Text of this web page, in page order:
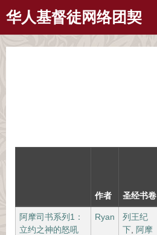
华人基督徒网络团契
作者 圣经书卷
阿摩司书系列1：
立约之神的怒吼
Ryan
列王纪
下
阿摩